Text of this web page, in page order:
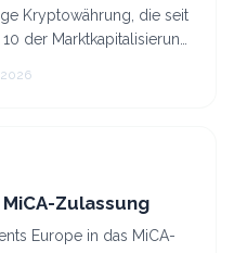
Kryptowährung, die seit
der Marktkapitalisierung
Zulassung
Europe in das MiCA-